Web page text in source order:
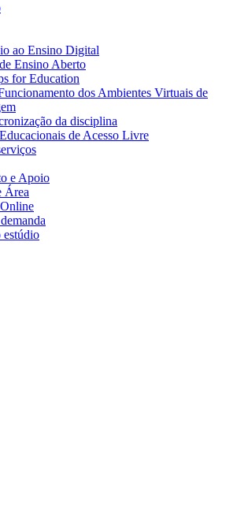
ao Ensino Digital
Ensino Aberto
for Education
dos Ambientes Virtuais de
da disciplina​
de Acesso Livre​
e Apoio
Área
estúdio